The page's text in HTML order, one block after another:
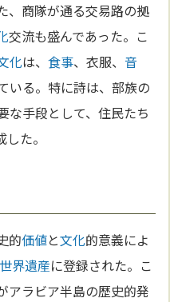
、商隊が通る交易路の拠
交流も盛んであった。こ
化は、食事、衣服、音
いる。特に詩は、部族の
な手段として、住民たち
た。
的価値と文化的意義によ
世界遺産に登録された。こ
アラビア半島の歴史的発